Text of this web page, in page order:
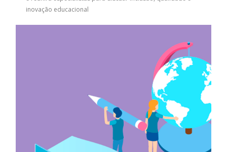
inovação educacional